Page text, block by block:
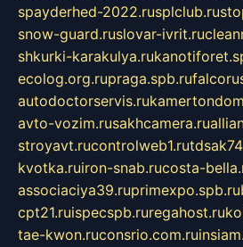
spayderhed-2022.rusplclub.ru
snow-guard.ruslovar-ivrit.ru
shkurki-karakulya.ru
ecolog.org.rupraga.spb.ru
autodoctorservis.ru
avto-vozim.rusakhcamera.ru
stroyavt.rucontrolweb1.ru
kvotka.ruiron-snab.rucosta-
associaciya39.ruprimexpo.spb.ru
cpt21.ruispecspb.ruregahost.ru
tae-kwon.ruconsrio.com.ru